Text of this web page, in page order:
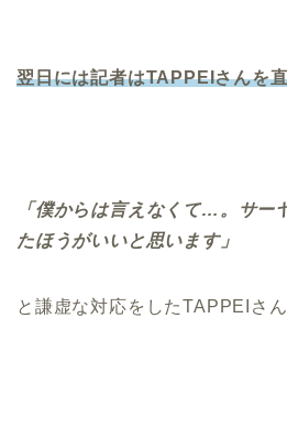
翌日には記者はTAPPEIさんを
「僕からは言えなくて…。サー
たほうがいいと思います」
と謙虚な対応をしたTAPPEIさん